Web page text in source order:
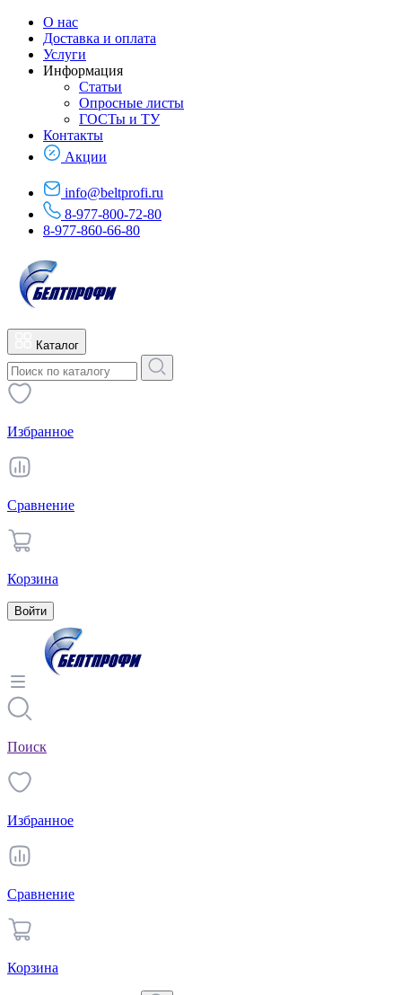
О нас
Доставка и оплата
Услуги
Информация
Статьи
Опросные листы
ГОСТы и ТУ
Контакты
Акции
info@beltprofi.ru
8-977-800-72-80
8-977-860-66-80
Каталог
Избранное
Сравнение
Корзина
Войти
Поиск
Избранное
Сравнение
Корзина